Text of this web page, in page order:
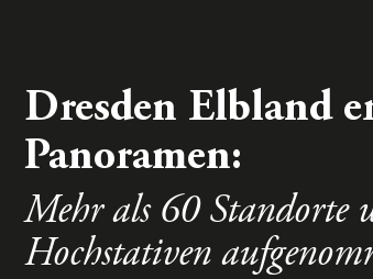
Dresden Elbland
Panoramen:
Mehr als 60 Standorte
Hochstativen